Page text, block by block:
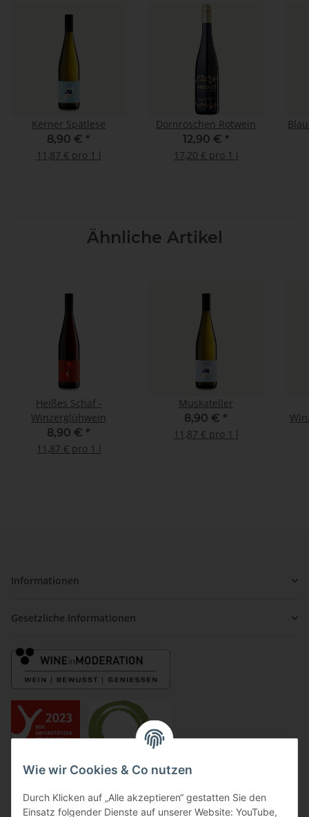
Wie wir Cookies & Co nutzen
Durch Klicken auf „Alle akzeptieren“ gestatten Sie den
Einsatz folgender Dienste auf unserer Website: YouTube,
Kerner Spätlese
8,90 € *
11,87 € pro 1 l
Dornröschen Rotwein
12,90 € *
17,20 € pro 1 l
Ähnliche Artikel
Heißes Schaf -
Winzerglühwein
8,90 € *
11,87 € pro 1 l
Muskateller
8,90 € *
11,87 € pro 1 l
Informationen
Gesetzliche Informationen